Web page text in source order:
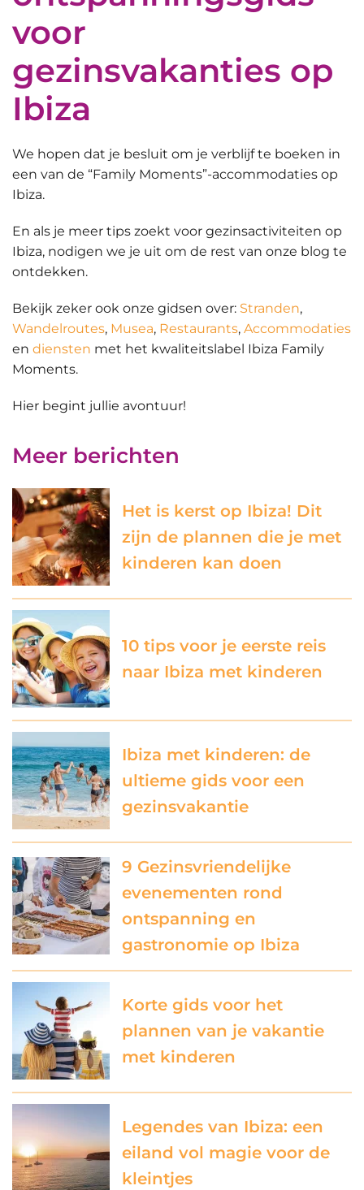
voor
gezinsvakanties op
Ibiza
We hopen dat je besluit om je verblijf te boeken in
een van de “Family Moments”-accommodaties op
Ibiza.
En als je meer tips zoekt voor gezinsactiviteiten op
Ibiza, nodigen we je uit om de rest van onze blog te
ontdekken.
Bekijk zeker ook onze gidsen over: Stranden,
Wandelroutes, Musea, Restaurants, Accommodaties
en diensten met het kwaliteitslabel Ibiza Family
Moments.
Hier begint jullie avontuur!
Meer berichten
Het is kerst op Ibiza! Dit
zijn de plannen die je met
kinderen kan doen
10 tips voor je eerste reis
naar Ibiza met kinderen
Ibiza met kinderen: de
ultieme gids voor een
gezinsvakantie
9 Gezinsvriendelijke
evenementen rond
ontspanning en
gastronomie op Ibiza
Korte gids voor het
plannen van je vakantie
met kinderen
Legendes van Ibiza: een
eiland vol magie voor de
kleintjes